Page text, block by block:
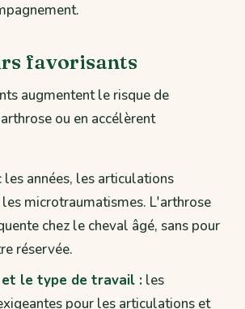
favorisants
augmentent le risque de
ou en accélèrent
les années, les articulations
microtraumatismes. L'arthrose
chez le cheval âgé, sans pour
réservée.
le type de travail : les
pour les articulations et